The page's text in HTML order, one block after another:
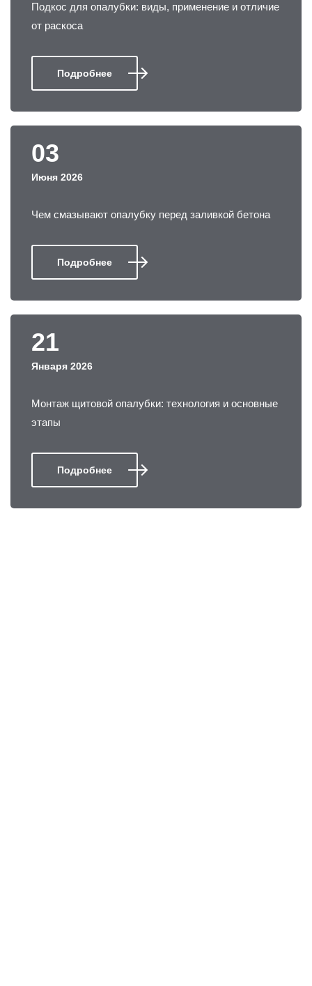
Подкос для опалубки: виды, применение и отличие
от раскоса
Подробнее
03
Июня 2026
Чем смазывают опалубку перед заливкой бетона
Подробнее
21
Января 2026
Монтаж щитовой опалубки: технология и основные
этапы
Подробнее